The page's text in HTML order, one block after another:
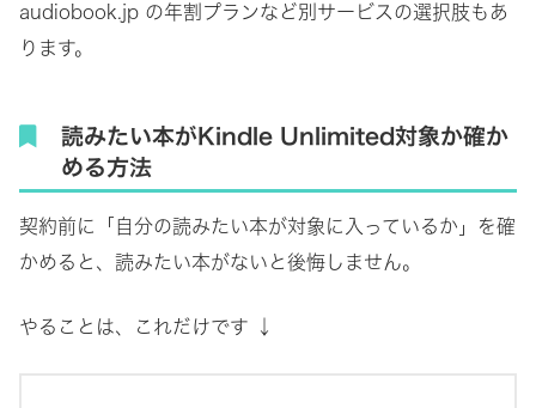
audiobook.jp の年割プランなど別サービスの選択肢もあ
ります。
読みたい本がKindle Unlimited対象か確か
める方法
契約前に「自分の読みたい本が対象に入っているか」を確
かめると、読みたい本がないと後悔しません。
やることは、これだけです ↓